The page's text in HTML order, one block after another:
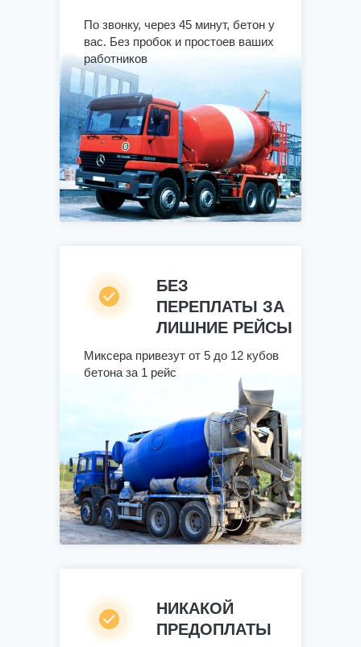
НИКАКОЙ
ПРЕДОПЛАТЫ
БЕЗ
ПЕРЕПЛАТЫ ЗА
ЛИШНИЕ РЕЙСЫ
Миксера привезут от 5 до 12 кубов
бетона за 1 рейс
По звонку, через 45 минут, бетон у
вас. Без пробок и простоев ваших
работников